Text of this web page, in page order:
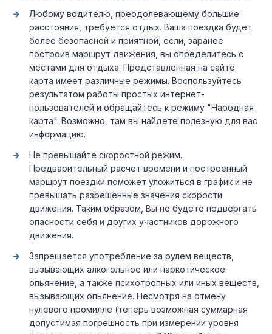
Любому водителю, преодолевающему большие
расстояния, требуется отдых. Ваша поездка будет
более безопасной и приятной, если, заранее
построив маршрут движения, вы определитесь с
местами для отдыха. Представленная на сайте
карта имеет различные режимы. Воспользуйтесь
результатом работы простых интернет-
пользователей и обращайтесь к режиму "Народная
карта". Возможно, там вы найдете полезную для вас
информацию.
Не превышайте скоростной режим.
Предварительный расчет времени и построенный
маршрут поездки поможет уложиться в график и не
превышать разрешенные значения скорости
движения. Таким образом, Вы не будете подвергать
опасности себя и других участников дорожного
движения.
Запрещается употребление за рулем веществ,
вызывающих алкогольное или наркотическое
опьянение, а также психотропных или иных веществ,
вызывающих опьянение. Несмотря на отмену
нулевого промилле (теперь возможная суммарная
допустимая погрешность при измерении уровня